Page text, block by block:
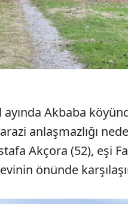
Akbaba
anlaşmazlığı
Akçora (52), eşi
önünde